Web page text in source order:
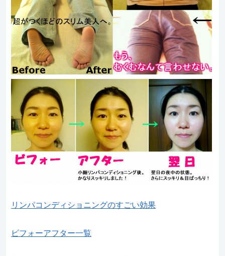
リンパコンディショニングのすごい効果
ビフォーアフター一覧